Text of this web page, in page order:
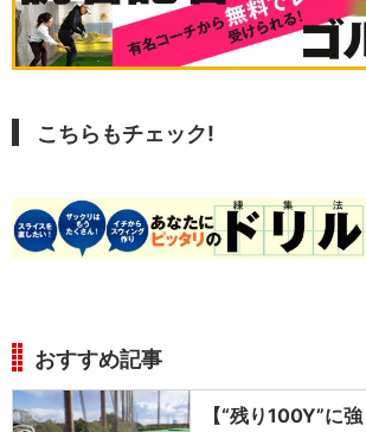
こちらもチェック!
おすすめ記事
【“残り100Y”に